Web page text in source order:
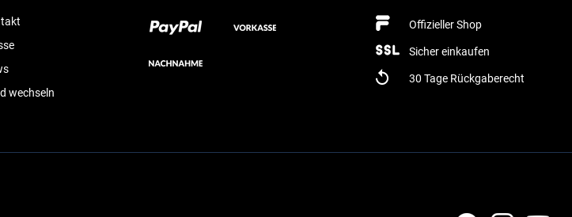
wechseln
Offizieller Shop
Sicher einkaufen
30 Tage Rückgaberecht